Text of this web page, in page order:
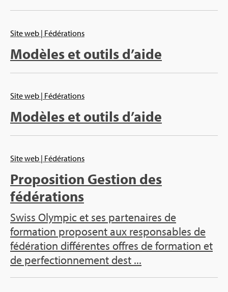
Site web | Fédérations
Modèles et outils d’aide
Site web | Fédérations
Modèles et outils d’aide
Site web | Fédérations
Proposition Gestion des
fédérations
Swiss Olympic et ses partenaires de
formation proposent aux responsables de
fédération différentes offres de formation et
de perfectionnement dest ...